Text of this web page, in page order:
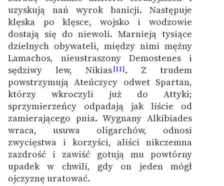
uzyskują nań wyrok banicji. Następuje
klęska po klęsce, wojsko i wodzowie
dostają się do niewoli. Marnieją tysiące
dzielnych obywateli, między nimi mężny
Lamachos, nieustraszony Demostenes i
sędziwy lew, Nikias[11]. Z trudem
powstrzymują Ateńczycy odwet Spartan,
którzy wkroczyli już do Attyki;
sprzymierzeńcy odpadają jak liście od
zamierającego pnia. Wygnany Alkibiades
wraca, usuwa oligarchów, odnosi
zwycięstwa i korzyści, aliści nikczemna
zazdrość i zawiść gotują mu powtórny
upadek w chwili, gdy on jeden mógł
ojczyznę uratować.